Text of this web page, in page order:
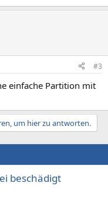
#3
einfache Partition mit
um hier zu antworten.
beschädigt